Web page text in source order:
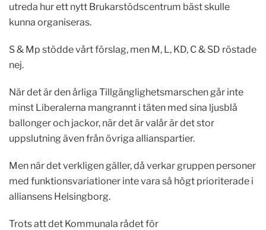
utreda hur ett nytt Brukarstödscentrum bäst skulle
kunna organiseras.
S & Mp stödde vårt förslag, men M, L, KD, C & SD röstade
nej.
När det är den årliga Tillgänglighetsmarschen går inte
minst Liberalerna mangrannt i täten med sina ljusblå
ballonger och jackor, när det är valår är det stor
uppslutning även från övriga allianspartier.
Men när det verkligen gäller, då verkar gruppen personer
med funktionsvariationer inte vara så högt prioriterade i
alliansens Helsingborg.
Trots att det Kommunala rådet för